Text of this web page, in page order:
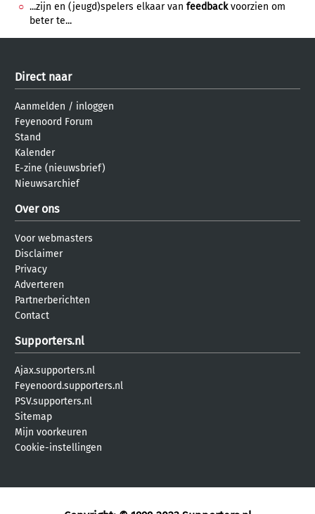
...zijn en (jeugd)spelers elkaar van feedbackvoorzien om
beter te...
Direct naar
Aanmelden / inloggen
Feyenoord Forum
Stand
Kalender
E-zine (nieuwsbrief)
Nieuwsarchief
Over ons
Voor webmasters
Disclaimer
Privacy
Adverteren
Partnerberichten
Contact
Supporters.nl
Ajax.supporters.nl
Feyenoord.supporters.nl
PSV.supporters.nl
Sitemap
Mijn voorkeuren
Cookie-instellingen